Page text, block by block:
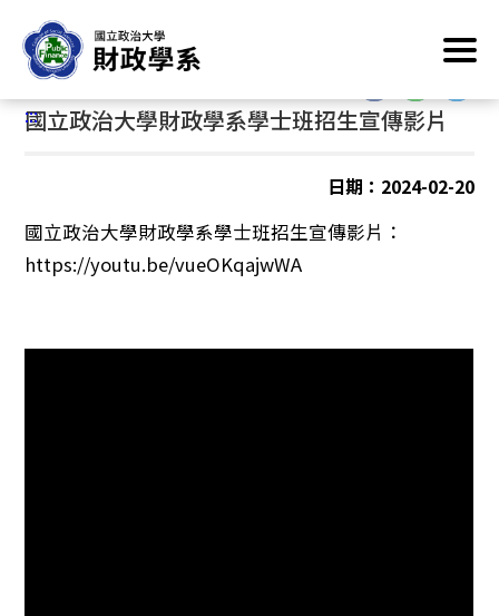
到
要
內
首頁
:::
:::
國立政治大學財政學系學士班招生宣傳影片
日期：2024-02-20
國立政治大學財政學系學士班招生宣傳影片：
https://youtu.be/vueOKqajwWA